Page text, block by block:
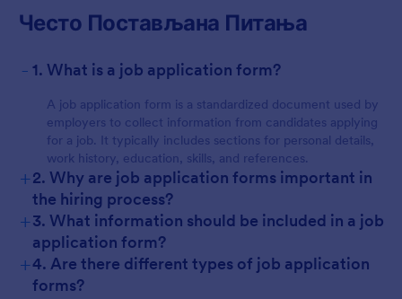
Често Постављана Питања
- 1. What is a job application form?
A job application form is a standardized document used by
employers to collect information from candidates applying
for a job. It typically includes sections for personal details,
work history, education, skills, and references.
+2. Why are job application forms important in
the hiring process?
+3. What information should be included in a job
application form?
+4. Are there different types of job application
forms?